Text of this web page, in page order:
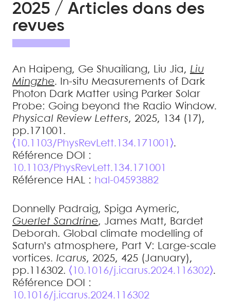
2025 / Articles dans des
revues
An Haipeng, Ge Shuailiang, Liu Jia, Liu
Mingzhe.
In-situ Measurements of Dark
Photon Dark Matter using Parker Solar
Probe: Going beyond the Radio Window.
Physical Review Letters, 2025, 134 (17),
pp.171001.
⟨10.1103/PhysRevLett.134.171001⟩.
Référence DOI :
10.1103/PhysRevLett.134.171001
Référence HAL : hal-04593882
Donnelly Padraig, Spiga Aymeric,
Guerlet Sandrine, James Matt, Bardet
Deborah. Global climate modelling of
Saturn’s atmosphere, Part V: Large-scale
vortices. Icarus, 2025, 425 (January),
pp.116302. ⟨10.1016/j.icarus.2024.116302⟩.
Référence DOI :
10.1016/j.icarus.2024.116302